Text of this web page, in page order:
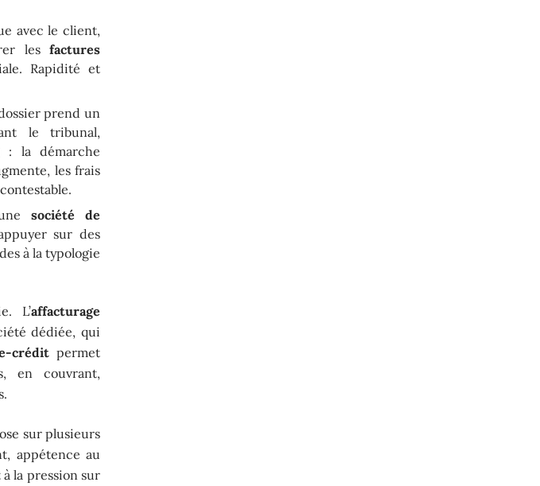
avec le client,
les factures
Rapidité et
prend un
le tribunal,
: la démarche
les frais
société de
sur des
à la typologie
L’affacturage
dédiée, qui
crédit permet
en couvrant,
sur plusieurs
appétence au
la pression sur